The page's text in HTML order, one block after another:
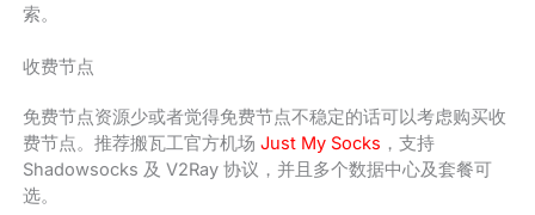
索。
收费节点
免费节点资源少或者觉得免费节点不稳定的话可以考虑购买收
费节点。推荐搬瓦工官方机场Just My Socks ，支持
Shadowsocks 及 V2Ray 协议，并且多个数据中心及套餐可
选。